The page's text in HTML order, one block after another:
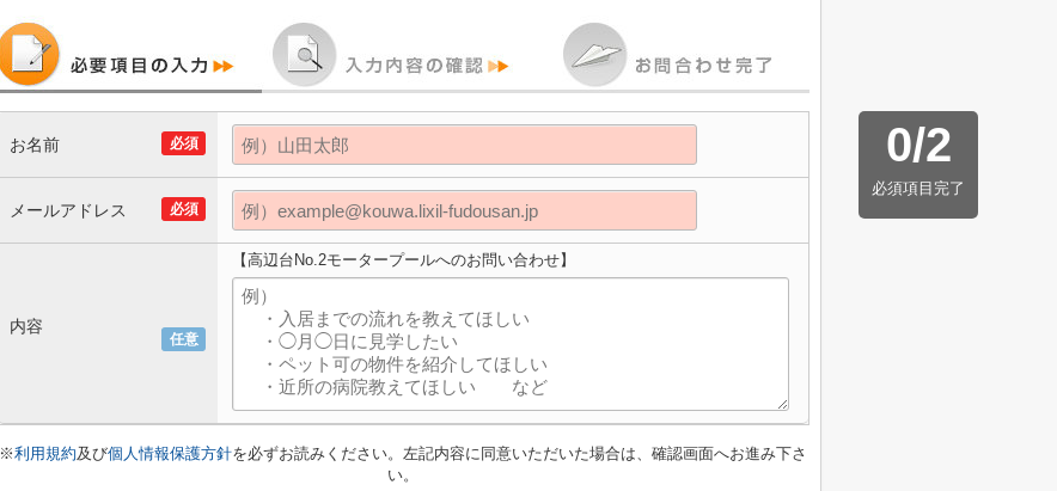
0/2
必須項目完了
必須
お名前
必須
メールアドレス
任意
内容
【高辺台No.2モータープールへのお問い合わせ】
※利用規約及び個人情報保護方針を必ずお読みください。左記内容に同意いただいた場合は、確認画面へお進み下さ
い。